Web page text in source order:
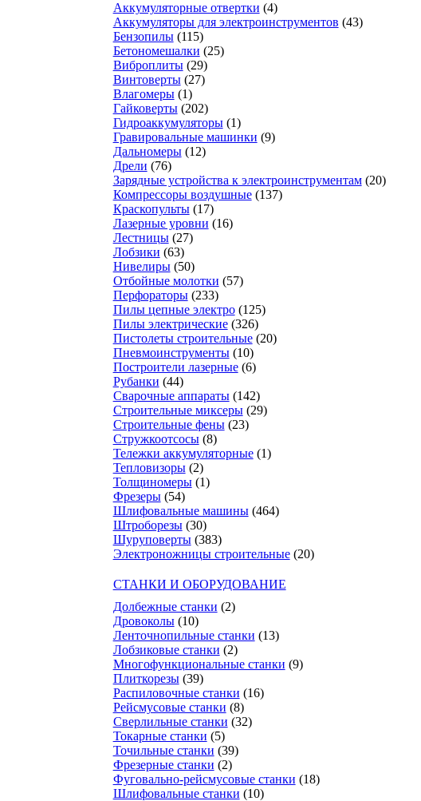
Аккумуляторные отвертки (4)
Аккумуляторы для электроинструментов (43)
Бензопилы (115)
Бетономешалки (25)
Виброплиты (29)
Винтоверты (27)
Влагомеры (1)
Гайковерты (202)
Гидроаккумуляторы (1)
Гравировальные машинки (9)
Дальномеры (12)
Дрели (76)
Зарядные устройства к электроинструментам (20)
Компрессоры воздушные (137)
Краскопульты (17)
Лазерные уровни (16)
Лестницы (27)
Лобзики (63)
Нивелиры (50)
Отбойные молотки (57)
Перфораторы (233)
Пилы цепные электро (125)
Пилы электрические (326)
Пистолеты строительные (20)
Пневмоинструменты (10)
Построители лазерные (6)
Рубанки (44)
Сварочные аппараты (142)
Строительные миксеры (29)
Строительные фены (23)
Стружкоотсосы (8)
Тележки аккумуляторные (1)
Тепловизоры (2)
Толщиномеры (1)
Фрезеры (54)
Шлифовальные машины (464)
Штроборезы (30)
Шуруповерты (383)
Электроножницы строительные (20)
СТАНКИ И ОБОРУДОВАНИЕ
Долбежные станки (2)
Дровоколы (10)
Ленточнопильные станки (13)
Лобзиковые станки (2)
Многофункциональные станки (9)
Плиткорезы (39)
Распиловочные станки (16)
Рейсмусовые станки (8)
Сверлильные станки (32)
Токарные станки (5)
Точильные станки (39)
Фрезерные станки (2)
Фуговально-рейсмусовые станки (18)
Шлифовальные станки (10)